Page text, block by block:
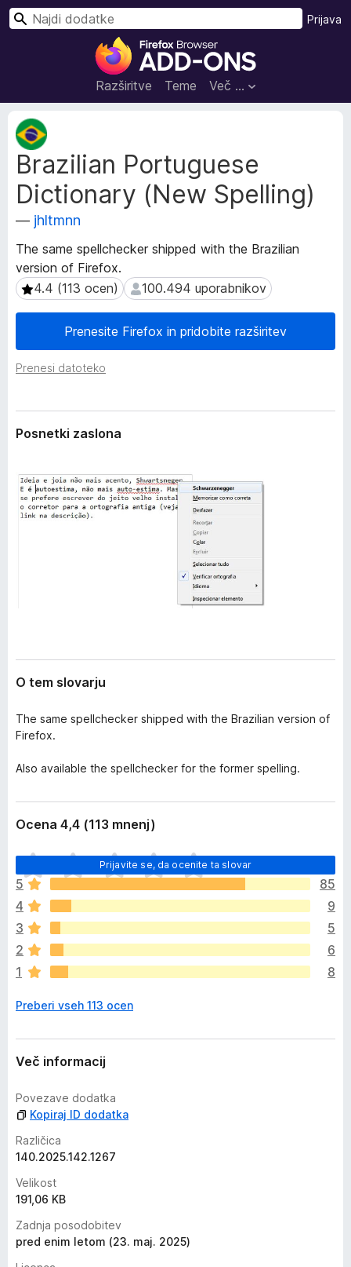
D
o
d
a
i
z
a
s
a
l
n
i
o
x
Razširitve Teme Več …
Prijava
Brazilian Portuguese
Dictionary (New Spelling)
— jhltmnn
The same spellchecker shipped with the Brazilian
version of Firefox.
4.4 (113 ocen)
4.4 (113 ocen) 100.494 uporabnikov
100.494 uporabnikov
Prenesite Firefox in pridobite razširitev
Prenesi datoteko
M
e
t
a
p
o
d
a
t
k
i
š
t
Posnetki zaslona
O tem slovarju
The same spellchecker shipped with the Brazilian version of
Firefox.
Also available the spellchecker for the former spelling.
Ocena 4,4 (113 mnenj)
Prijavite se, da ocenite ta slovar
Š
e
n
i
o
c
e
n
e
o
5
85
4
9
3
5
2
6
1
8
Preberi vseh 113 ocen
Več informacij
Povezave dodatka
Kopiraj ID dodatka
Različica
140.2025.142.1267
Velikost
191,06 KB
Zadnja posodobitev
pred enim letom (23. maj. 2025)